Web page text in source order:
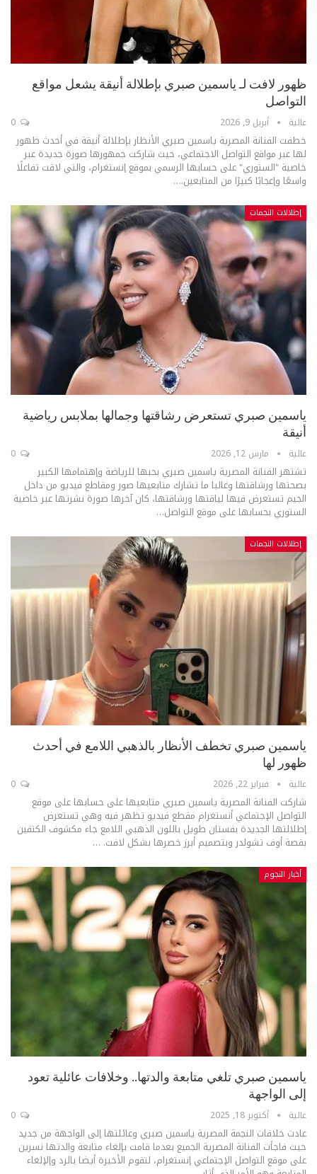
ظهور لافت لـ ياسمين صبري بإطلالة أنيقة يشعل مواقع
التواصل
عالية أبريل 9, 2026
خطفت الفنانة المصرية ياسمين صبري الأنظار بإطلالة أنيقة في أحدث ظهور
لها عبر مواقع التواصل الاجتماعي، حيث شاركت جمهورها صورة جديدة عبر
خاصية "الستوري" على حسابها الرسمي بموقع إنستغرام، والتي لاقت تفاعلًا
واسعًا وإعجابًا كبيرًا من المتابعين.…
إطلالات النجمات
ياسمين صبري تستعرض رشاقتها وجمالها بملابس رياضية
أنيقة
عالية مارس 12, 2026
تشتهر الفنانة المصرية ياسمين صبري بحبها للرياضة وإهتمامها الكبير
بصحتها ورشاقتها وغالبا ما تشارك متابعيها صور ومقاطع فيديو من داخل
الجيم تستعرض فيها لياقتها ورشاقتها، كان آخرها صورة نشرتها عبر خاصية
الستوري بحسابها على موقع التواصل…
إطلالات النجمات
ياسمين صبري تخطف الأنظار بالذهبي اللامع في أحدث
ظهور لها
عالية فبراير 22, 2026
شاركت الفنانة المصرية ياسمين صبري متابعيها على حسابها على موقع
التواصل الإجتماعي أنستغرام مقطع فيديو تظهر فيه وهي تستعرض
إطلالتها الجديدة بفستان طويل باللون الذهبي اللامع جاء مكشوف الكتفين
بقصة أوف تشولدر وبتصميم أبرز خصرها بشكل لافت. …
أخبار النجوم
ياسمين صبري تلغي متابعة والدتها.. وخلافات عائلية تعود
إلى الواجهة
عالية أكتوبر 18, 2025
عادت خلافات النجمة المصرية ياسمين صبري وعائلتها إلى الواجهة من جديد
حيث فاجأت الفنانة المصرية الجميع بعدما قامت بإلغاء متابعة والدتها نسرين
على موقع التواصل الإجتماعي إنستغرام، لتقوم الأخيرة أيضا بالرد وإلإلغاء